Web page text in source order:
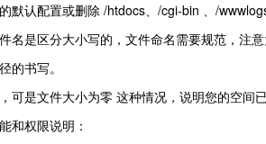
默认配置或删除 /htdocs、/cgi-bin 、/
名是区分大小写的，文件命名需要规范，注
的书写。
可是文件大小为零 这种情况，说明您的空间
和权限说明：